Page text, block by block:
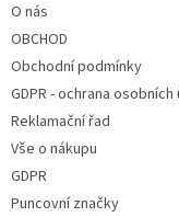
O nás
OBCHOD
Obchodní podmínky
GDPR - ochrana osobních
Reklamační řad
Vše o nákupu
GDPR
Puncovní značky